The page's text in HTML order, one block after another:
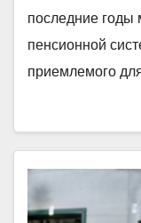
последние
пенсионной
приемлемого